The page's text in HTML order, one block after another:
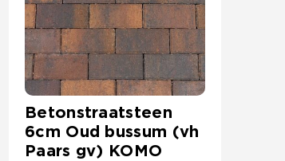
Betonstraatsteen
6cm Oud bussum (vh
Paars gv) KOMO